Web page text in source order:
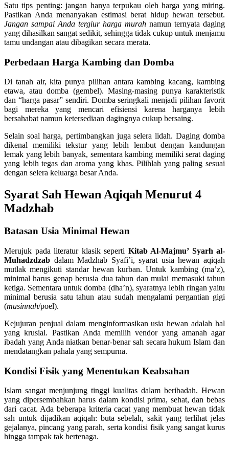
Satu tips penting: jangan hanya terpukau oleh harga yang miring.
Pastikan Anda menanyakan estimasi berat hidup hewan tersebut.
Jangan sampai Anda tergiur harga murah namun ternyata daging
yang dihasilkan sangat sedikit, sehingga tidak cukup untuk menjamu
tamu undangan atau dibagikan secara merata.
Perbedaan Harga Kambing dan Domba
Di tanah air, kita punya pilihan antara kambing kacang, kambing
etawa, atau domba (gembel). Masing-masing punya karakteristik
dan “harga pasar” sendiri. Domba seringkali menjadi pilihan favorit
bagi mereka yang mencari efisiensi karena harganya lebih
bersahabat namun ketersediaan dagingnya cukup bersaing.
Selain soal harga, pertimbangkan juga selera lidah. Daging domba
dikenal memiliki tekstur yang lebih lembut dengan kandungan
lemak yang lebih banyak, sementara kambing memiliki serat daging
yang lebih tegas dan aroma yang khas. Pilihlah yang paling sesuai
dengan selera keluarga besar Anda.
Syarat Sah Hewan Aqiqah Menurut 4
Madzhab
Batasan Usia Minimal Hewan
Merujuk pada literatur klasik seperti Kitab Al-Majmu’ Syarh al-
Muhadzdzab dalam Madzhab Syafi’i, syarat usia hewan aqiqah
mutlak mengikuti standar hewan kurban. Untuk kambing (ma’z),
minimal harus genap berusia dua tahun dan mulai memasuki tahun
ketiga. Sementara untuk domba (dha’n), syaratnya lebih ringan yaitu
minimal berusia satu tahun atau sudah mengalami pergantian gigi
(musinnah/poel).
Kejujuran penjual dalam menginformasikan usia hewan adalah hal
yang krusial. Pastikan Anda memilih vendor yang amanah agar
ibadah yang Anda niatkan benar-benar sah secara hukum Islam dan
mendatangkan pahala yang sempurna.
Kondisi Fisik yang Menentukan Keabsahan
Islam sangat menjunjung tinggi kualitas dalam beribadah. Hewan
yang dipersembahkan harus dalam kondisi prima, sehat, dan bebas
dari cacat. Ada beberapa kriteria cacat yang membuat hewan tidak
sah untuk dijadikan aqiqah: buta sebelah, sakit yang terlihat jelas
gejalanya, pincang yang parah, serta kondisi fisik yang sangat kurus
hingga tampak tak bertenaga.